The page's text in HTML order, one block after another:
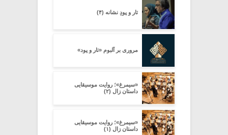
تار و پودِ نشانه (۴)
مروری بر آلبوم «تار و پود»
«سیمرغ»؛ روایت موسیقایی
داستان زال (۲)
«سیمرغ»؛ روایت موسیقایی
داستان زال (۱)